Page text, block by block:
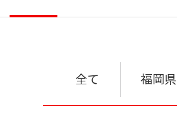
全て 福岡県